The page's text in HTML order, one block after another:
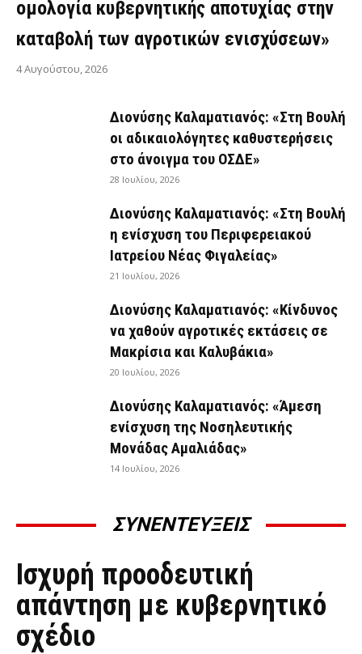
ομολογία κυβερνητικής αποτυχίας στην
καταβολή των αγροτικών ενισχύσεων»
4 Αυγούστου, 2026
Διονύσης Καλαματιανός: «Στη Βουλή
οι αδικαιολόγητες καθυστερήσεις
στο άνοιγμα του ΟΣΔΕ»
28 Ιουλίου, 2026
Διονύσης Καλαματιανός: «Στη Βουλή
η ενίσχυση του Περιφερειακού
Ιατρείου Νέας Φιγαλείας»
21 Ιουλίου, 2026
Διονύσης Καλαματιανός: «Κίνδυνος
να χαθούν αγροτικές εκτάσεις σε
Μακρίσια και Καλυβάκια»
20 Ιουλίου, 2026
Διονύσης Καλαματιανός: «Άμεση
ενίσχυση της Νοσηλευτικής
Μονάδας Αμαλιάδας»
14 Ιουλίου, 2026
ΣΥΝΕΝΤΕΥΞΕΙΣ
ΣΥΝΕΝΤΕΎΞΕΙΣ
Ισχυρή προοδευτική
απάντηση με κυβερνητικό
σχέδιο